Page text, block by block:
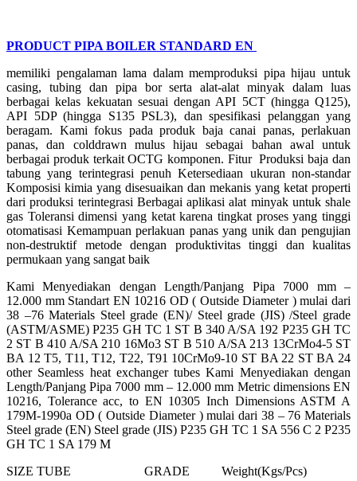
PRODUCT PIPA BOILER STANDARD EN
memiliki pengalaman lama dalam memproduksi pipa hijau untuk
casing, tubing dan pipa bor serta alat-alat minyak dalam luas
berbagai kelas kekuatan sesuai dengan API 5CT (hingga Q125),
API 5DP (hingga S135 PSL3), dan spesifikasi pelanggan yang
beragam. Kami fokus pada produk baja canai panas, perlakuan
panas, dan colddrawn mulus hijau sebagai bahan awal untuk
berbagai produk terkait OCTG komponen. Fitur Produksi baja dan
tabung yang terintegrasi penuh Ketersediaan ukuran non-standar
Komposisi kimia yang disesuaikan dan mekanis yang ketat properti
dari produksi terintegrasi Berbagai aplikasi alat minyak untuk shale
gas Toleransi dimensi yang ketat karena tingkat proses yang tinggi
otomatisasi Kemampuan perlakuan panas yang unik dan pengujian
non-destruktif metode dengan produktivitas tinggi dan kualitas
permukaan yang sangat baik
Kami Menyediakan dengan Length/Panjang Pipa 7000 mm –
12.000 mm Standart EN 10216 OD ( Outside Diameter ) mulai dari
38 –76 Materials Steel grade (EN)/ Steel grade (JIS) /Steel grade
(ASTM/ASME) P235 GH TC 1 ST B 340 A/SA 192 P235 GH TC
2 ST B 410 A/SA 210 16Mo3 ST B 510 A/SA 213 13CrMo4-5 ST
BA 12 T5, T11, T12, T22, T91 10CrMo9-10 ST BA 22 ST BA 24
other Seamless heat exchanger tubes Kami Menyediakan dengan
Length/Panjang Pipa 7000 mm – 12.000 mm Metric dimensions EN
10216, Tolerance acc, to EN 10305 Inch Dimensions ASTM A
179M-1990a OD ( Outside Diameter ) mulai dari 38 – 76 Materials
Steel grade (EN) Steel grade (JIS) P235 GH TC 1 SA 556 C 2 P235
GH TC 1 SA 179 M
SIZE TUBE GRADE Weight(Kgs/Pcs)